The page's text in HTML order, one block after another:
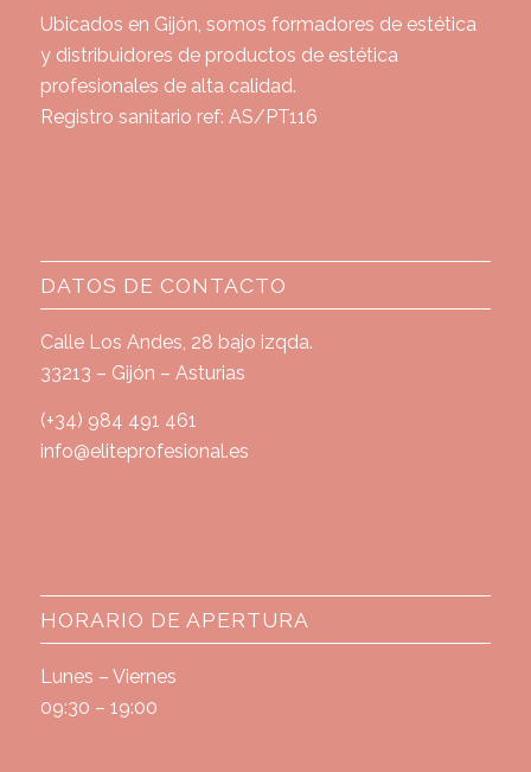
Ubicados en Gijón, somos formadores de estética
y distribuidores de productos de estética
profesionales de alta calidad.
Registro sanitario ref: AS/PT116
DATOS DE CONTACTO
Calle Los Andes, 28 bajo izqda.
33213 – Gijón – Asturias
(+34) 984 491 461
info@eliteprofesional.es
HORARIO DE APERTURA
Lunes – Viernes
09:30 – 19:00